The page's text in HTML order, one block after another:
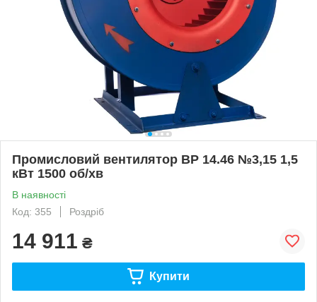
Промисловий вентилятор ВР 14.46 №3,15 1,5
кВт 1500 об/хв
В наявності
Код: 355
Роздріб
14 911 ₴
Купити